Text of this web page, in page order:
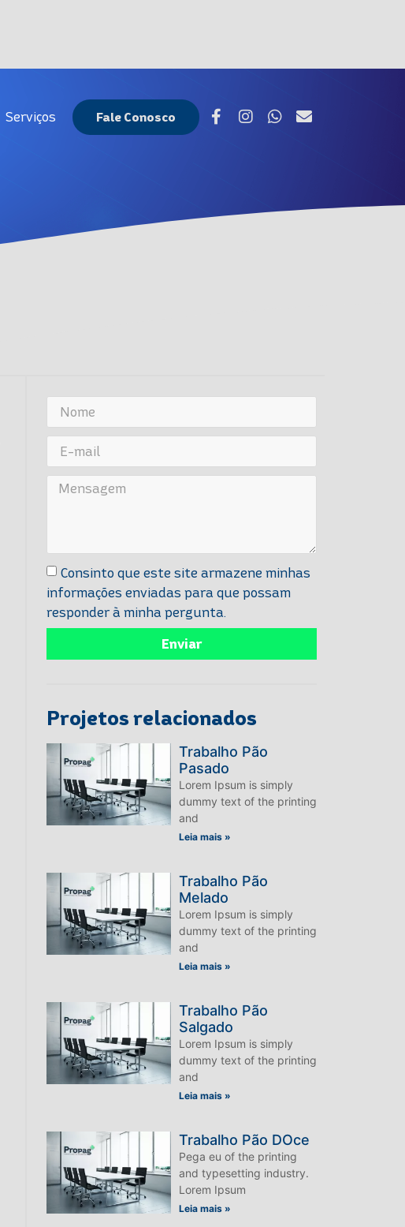
Serviços Fale Conosco
Consinto que este site armazene minhas
informações enviadas para que possam
responder à minha pergunta.
Enviar
Projetos relacionados
Trabalho Pão
Pasado
Lorem Ipsum is simply
dummy text of the printing
and
Leia mais »
Trabalho Pão
Melado
Lorem Ipsum is simply
dummy text of the printing
and
Leia mais »
Trabalho Pão
Salgado
Lorem Ipsum is simply
dummy text of the printing
and
Leia mais »
Trabalho Pão DOce
Pega eu of the printing
and typesetting industry.
Lorem Ipsum
Leia mais »